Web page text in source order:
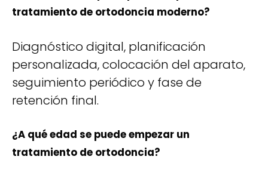
tratamiento de ortodoncia moderno?
Diagnóstico digital, planificación
personalizada, colocación del aparato,
seguimiento periódico y fase de
retención final.
¿A qué edad se puede empezar un
tratamiento de ortodoncia?